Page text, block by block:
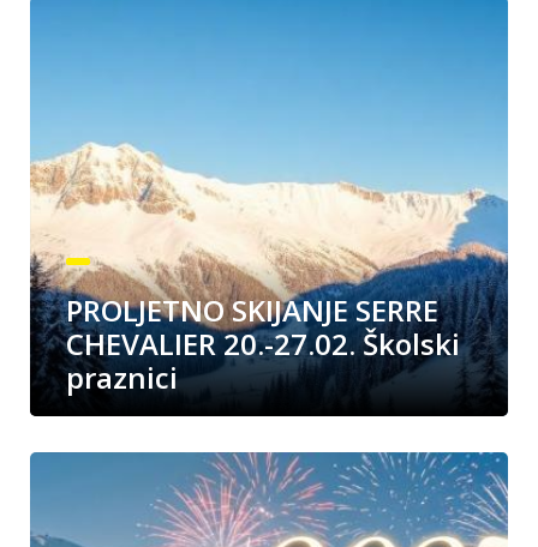
PROLJETNO SKIJANJE SERRE
CHEVALIER 20.-27.02. Školski
praznici